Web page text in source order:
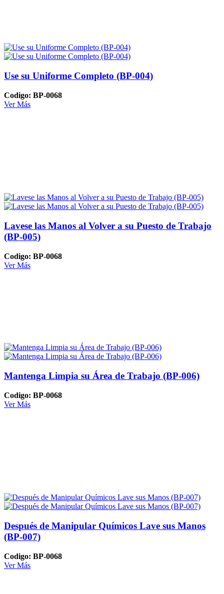
Use su Uniforme Completo (BP-004)
Codigo: BP-0068
Ver Más
Lavese las Manos al Volver a su Puesto de Trabajo
(BP-005)
Codigo: BP-0068
Ver Más
Mantenga Limpia su Área de Trabajo (BP-006)
Codigo: BP-0068
Ver Más
Después de Manipular Químicos Lave sus Manos
(BP-007)
Codigo: BP-0068
Ver Más